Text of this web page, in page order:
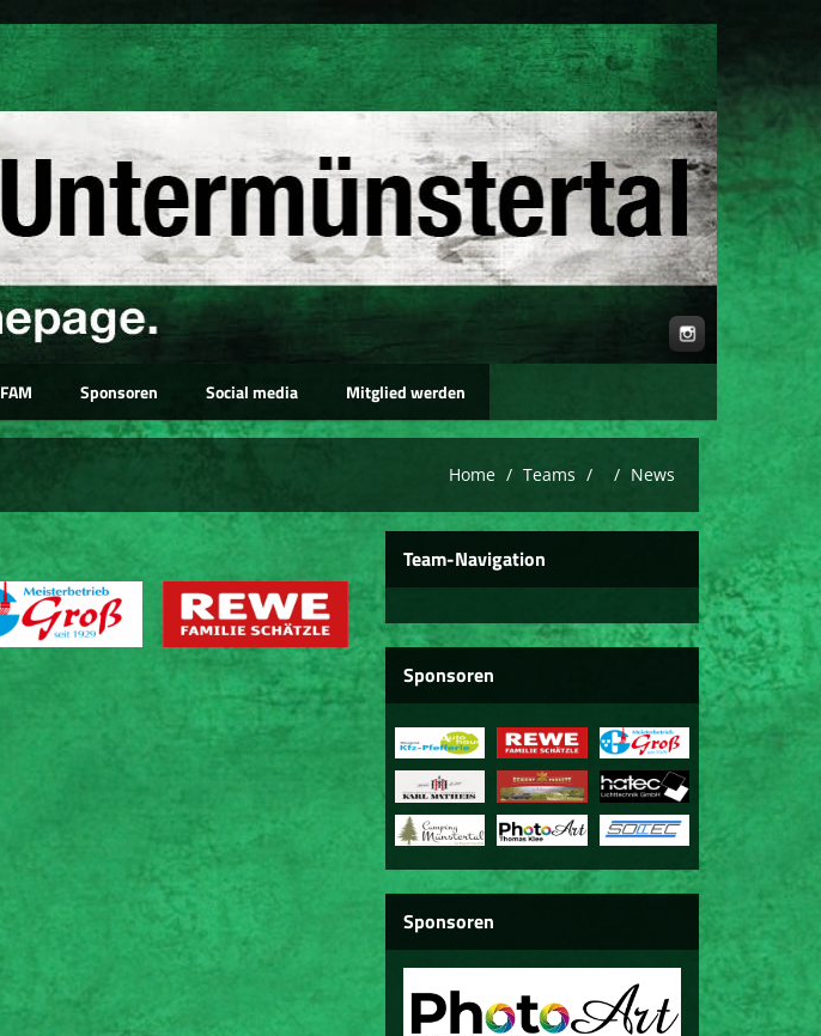
FAM Sponsoren Social media Mitglied werden
Home Teams News
Team-Navigation
Sponsoren
Sponsoren